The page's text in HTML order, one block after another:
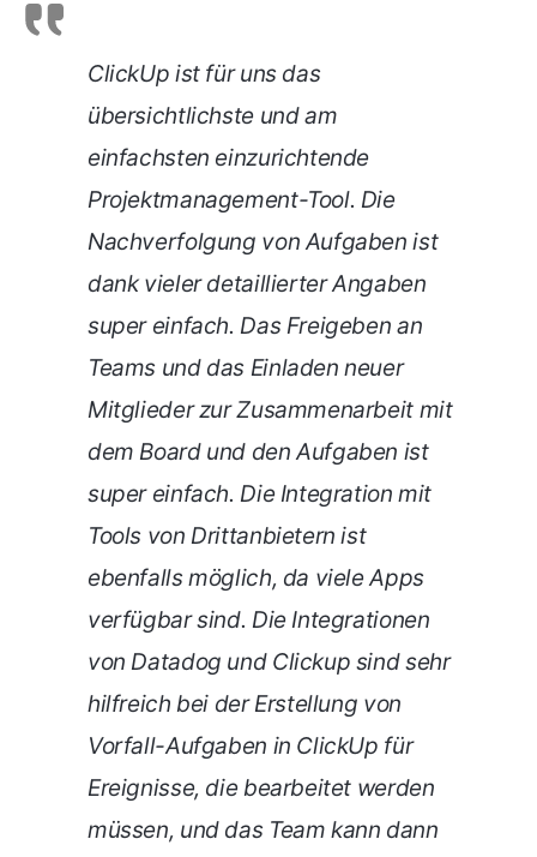
ClickUp ist für uns das
übersichtlichste und am
einfachsten einzurichtende
Projektmanagement-Tool. Die
Nachverfolgung von Aufgaben ist
dank vieler detaillierter Angaben
super einfach. Das Freigeben an
Teams und das Einladen neuer
Mitglieder zur Zusammenarbeit mit
dem Board und den Aufgaben ist
super einfach. Die Integration mit
Tools von Drittanbietern ist
ebenfalls möglich, da viele Apps
verfügbar sind. Die Integrationen
von Datadog und Clickup sind sehr
hilfreich bei der Erstellung von
Vorfall-Aufgaben in ClickUp für
Ereignisse, die bearbeitet werden
müssen, und das Team kann dann